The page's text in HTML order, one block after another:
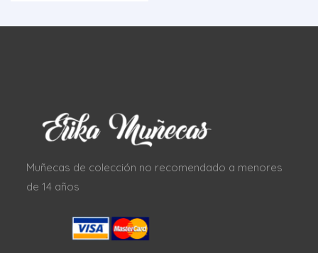
Muñecas de colección no recomendado a menores
de 14 años